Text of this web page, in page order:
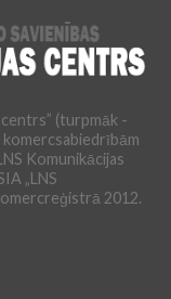
(turpmāk -
Komunikācijas
„LNS
2012.